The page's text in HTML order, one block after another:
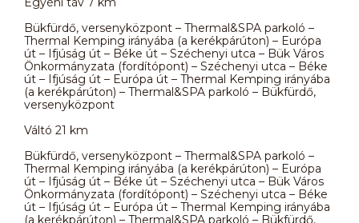
Bükfürdő, versenyközpont – Thermal&SPA parkoló –
Thermal Kemping irányába (a kerékpárúton) – Európa
út – Ifjúság út – Béke út – Széchenyi utca – Bük Város
Önkormányzata (fordítópont) – Széchenyi utca – Béke
út – Ifjúság út – Európa út – Thermal Kemping irányába
(a kerékpárúton) – Thermal&SPA parkoló – Bükfürdő,
versenyközpont
Váltó 21 km
Bükfürdő, versenyközpont – Thermal&SPA parkoló –
Thermal Kemping irányába (a kerékpárúton) – Európa
út – Ifjúság út – Béke út – Széchenyi utca – Bük Város
Önkormányzata (fordítópont) – Széchenyi utca – Béke
út – Ifjúság út – Európa út – Thermal Kemping irányába
(a kerékpárúton) – Thermal&SPA parkoló – Bükfürdő,